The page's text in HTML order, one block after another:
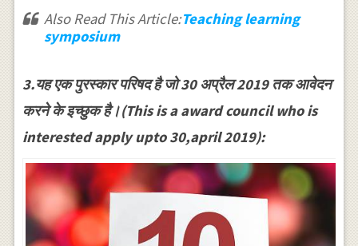
Also Read This Article:Teaching learning
symposium
3.यह एक पुरस्कार परिषद है जो 30 अप्रैल 2019 तक आवेदन
करने के इच्छुक है।(This is a award council who is
interested apply upto 30,april 2019):